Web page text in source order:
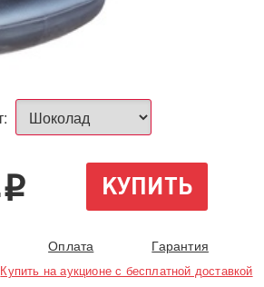
i КУПИТЬ
Оплата Гарантия
Купить на аукционе с бесплатной доставкой